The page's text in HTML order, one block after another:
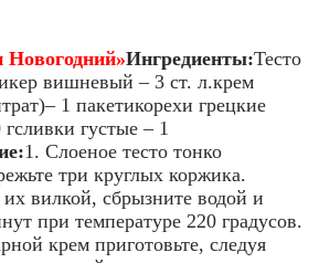
Новогодний»Ингредиенты:Тесто
вишневый – 3 ст. л.крем
1 пакетикорехи грецкие
густые – 1
1. Слоеное тесто тонко
три круглых коржика.
их вилкой, сбрызните водой и
при температуре 220 градусов.
крем приготовьте, следуя